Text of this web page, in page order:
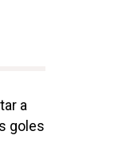
a
goles